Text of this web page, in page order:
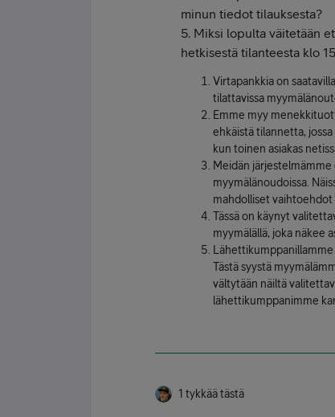
minun tiedot tilauksesta?
5. Miksi lopulta väitetään
hetkisestä tilanteesta klo
Virtapankkia on
tilattavissa
Emme myy
ehkäistä tilannetta,
kun toinen asiakas
Meidän
myymälänoudoissa.
mahdolliset vaihtoehdot
Tässä on käynyt
myymälällä, joka näkee
Tästä syystä
vältytään näiltä
lähettikumppanimme
1 tykkää tästä